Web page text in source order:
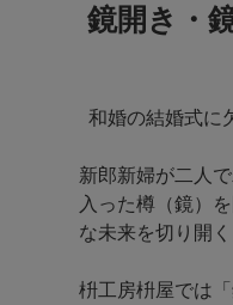
鏡開き・
和婚の結婚式に
新郎新婦が二人
入った樽（鏡）
な未来を切り開
枡工房枡屋では